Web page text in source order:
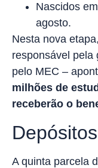
Nascidos
agosto.
Nesta nova
responsável pela
pelo MEC –
milhões de
receberão o
Depósitos
A quinta parcela